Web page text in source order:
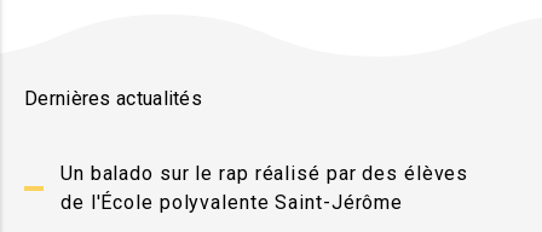
Dernières actualités
Un balado sur le rap réalisé par des élèves
de l'École polyvalente Saint-Jérôme